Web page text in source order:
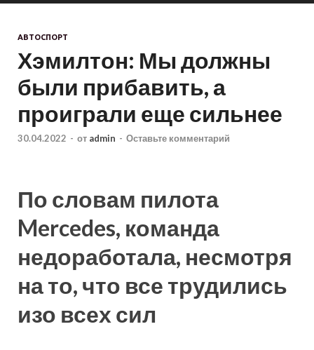
АВТОСПОРТ
Хэмилтон: Мы должны
были прибавить, а
проиграли еще сильнее
30.04.2022 - от admin - Оставьте комментарий
По словам пилота
Mercedes, команда
недоработала, несмотря
на то, что все трудились
изо всех сил